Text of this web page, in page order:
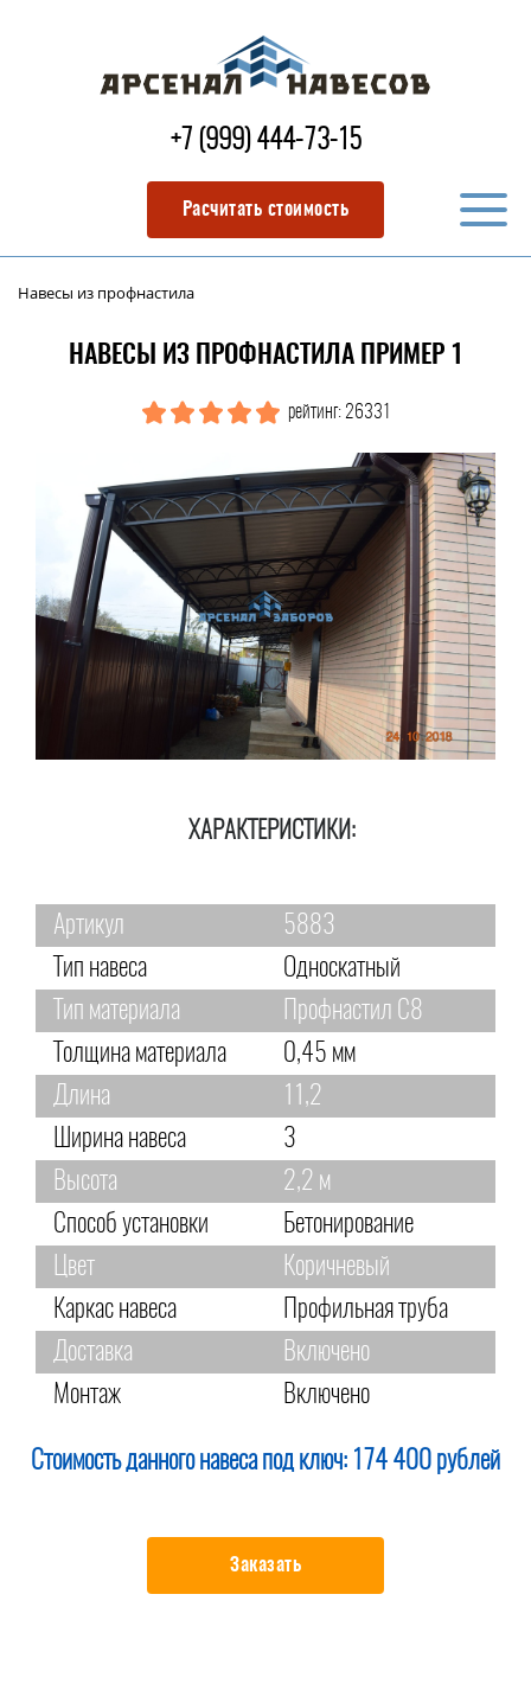
+7 (999) 444-73-15
Расчитать стоимость
Навесы из профнастила
НАВЕСЫ ИЗ ПРОФНАСТИЛА ПРИМЕР 1
рейтинг: 26331
ХАРАКТЕРИСТИКИ:
Артикул
5883
Тип навеса
Односкатный
Тип материала
Профнастил С8
Толщина материала
0,45 мм
Длина
11,2
Ширина навеса
3
Высота
2,2 м
Способ установки
Бетонирование
Цвет
Коричневый
Каркас навеса
Профильная труба
Доставка
Включено
Монтаж
Включено
Стоимость данного навеса под ключ: 174 400 рублей
Заказать